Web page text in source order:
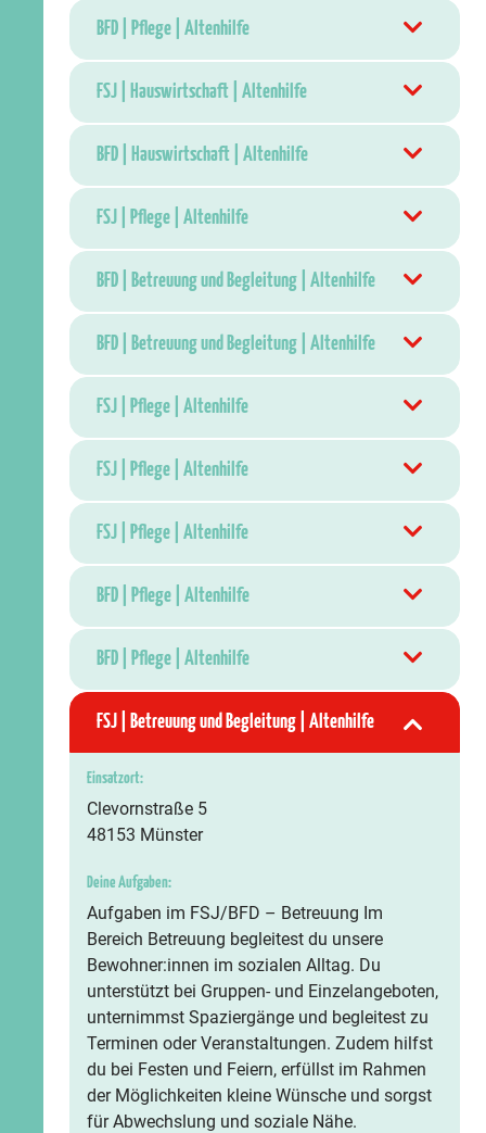
BFD | Pflege | Altenhilfe
FSJ | Hauswirtschaft | Altenhilfe
BFD | Hauswirtschaft | Altenhilfe
FSJ | Pflege | Altenhilfe
BFD | Betreuung und Begleitung | Altenhilfe
BFD | Betreuung und Begleitung | Altenhilfe
FSJ | Pflege | Altenhilfe
FSJ | Pflege | Altenhilfe
FSJ | Pflege | Altenhilfe
BFD | Pflege | Altenhilfe
BFD | Pflege | Altenhilfe
FSJ | Betreuung und Begleitung | Altenhilfe
Einsatzort:
Clevornstraße 5
48153 Münster
Deine Aufgaben:
Aufgaben im FSJ/BFD – Betreuung Im
Bereich Betreuung begleitest du unsere
Bewohner:innen im sozialen Alltag. Du
unterstützt bei Gruppen- und Einzelangeboten,
unternimmst Spaziergänge und begleitest zu
Terminen oder Veranstaltungen. Zudem hilfst
du bei Festen und Feiern, erfüllst im Rahmen
der Möglichkeiten kleine Wünsche und sorgst
für Abwechslung und soziale Nähe.